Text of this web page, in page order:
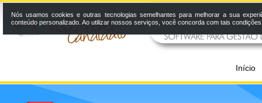
Início
Nós usamos cookies e outras tecnologias semelhantes para melhorar a sua
conteúdo personalizado. Ao utilizar nossos serviços, você concorda com tais